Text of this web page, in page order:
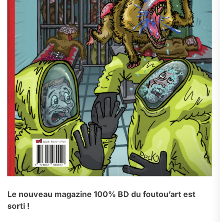
Le nouveau magazine 100% BD du foutou’art est
sorti !